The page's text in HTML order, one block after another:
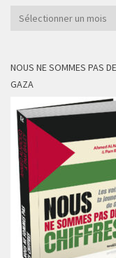
Archives
NOUS NE SOMMES PAS
GAZA